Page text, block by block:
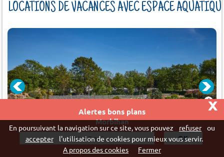
Alertes bons plans
Morbihan
x
LOCATIONS DE VACANCES AVEC ESPACE
CAMPING HOMAIR LA GRANDE MÉTAIRIE
Carnac
Cabane 4 pers., 2 chambres, 21 m²
En poursuivant la navigation sur ce site, vous pouvez refuser
ou
accepter
l'utilisation de cookies pour mieux vous servir.
A propos des cookies
Fermer